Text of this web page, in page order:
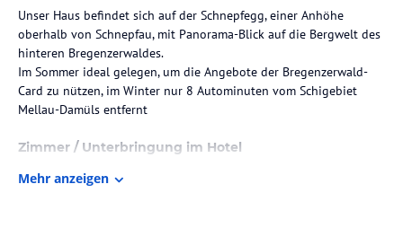
Unser Haus befindet sich auf der Schnepfegg, einer Anhöhe
oberhalb von Schnepfau, mit Panorama-Blick auf die Bergwelt des
hinteren Bregenzerwaldes.
Im Sommer ideal gelegen, um die Angebote der Bregenzerwald-
Card zu nützen, im Winter nur 8 Autominuten vom Schigebiet
Mellau-Damüls entfernt
Zimmer / Unterbringung im Hotel
Im Rundbau stehen 4 Doppel- und 2 Einzelzimmer zur Verfügung,
Mehr anzeigen